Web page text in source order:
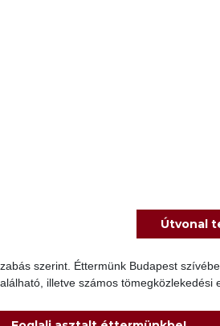
Útvonal
szerint. Éttermünk Budapest
illetve számos tömegközlekedési